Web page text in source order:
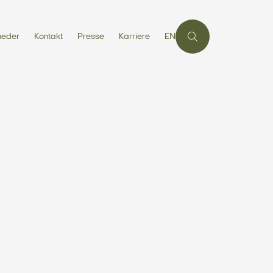
Kontakt Presse Karriere EN